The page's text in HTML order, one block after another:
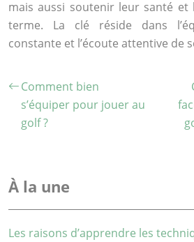
mais aussi soutenir leur santé et
terme. La clé réside dans
constante et l’écoute attentive de
Comment bien
s’équiper pour jouer au
golf ?
À la une
Les raisons d’apprendre les